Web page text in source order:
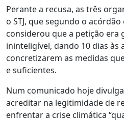
Perante a recusa, as três
o STJ, que segundo o
considerou que a petição era
ininteligível, dando 10 dias às
concretizarem as medidas
e suficientes.
Num comunicado hoje
acreditar na legitimidade de
enfrentar a crise climática